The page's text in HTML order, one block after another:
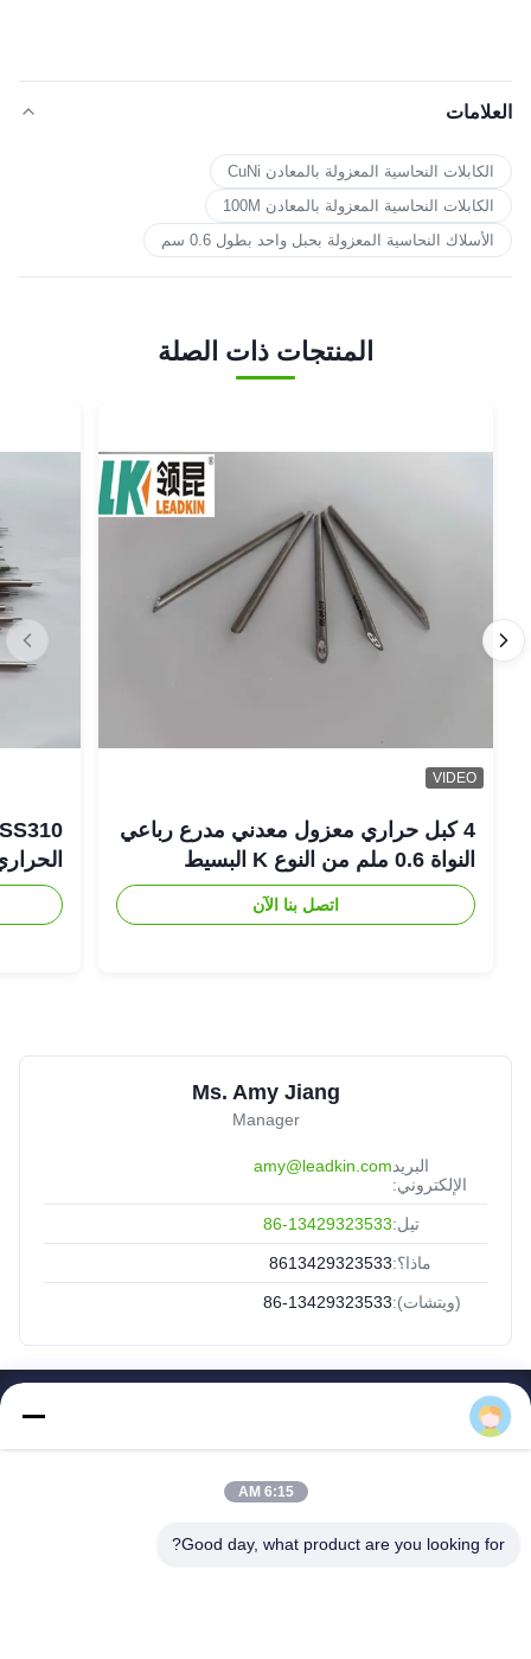
العلامات
الكابلات النحاسية المعزولة بالمعادن CuNi
الكابلات النحاسية المعزولة بالمعادن 100M
الأسلاك النحاسية المعزولة بحبل واحد بطول 0.6 سم
المنتجات ذات الصلة
VIDEO
4 كبل حراري معزول معدني مدرع رباعي
النواة 0.6 ملم من النوع K البسيط
اتصل بنا الآن
Ms. Amy Jiang
Manager
البريد
الإلكتروني:
amy@leadkin.com
تيل:86-13429323533
ماذا؟:8613429323533
(ويتشات):86-13429323533
الصفحة الرئيسية
منتجات
جولة في المعمل
6:15 AM
Good day, what product are you looking for?